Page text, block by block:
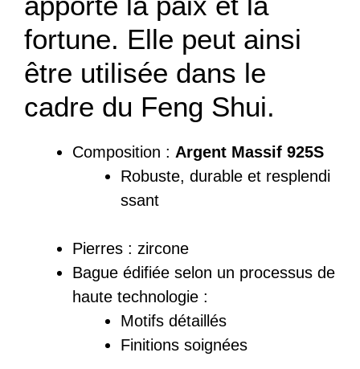
fortune. Elle peut ainsi
être utilisée dans le
cadre du Feng Shui.
Composition : Argent Massif 925S
Robuste, durable et resplendi
ssant
Pierres : zircone
Bague édifiée selon un processus de
haute technologie :
Motifs détaillés
Finitions soignées